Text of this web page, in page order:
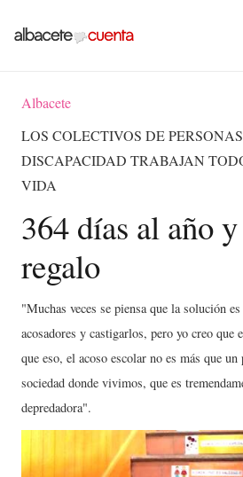
Albacete
LOS COLECTIVOS DE
DISCAPACIDAD TRABAJAN
VIDA
364 días al año
regalo
"Muchas veces se piensa que la solución
acosadores y castigarlos, pero yo creo que
que eso, el acoso escolar no es más que
sociedad donde vivimos, que es
depredadora".